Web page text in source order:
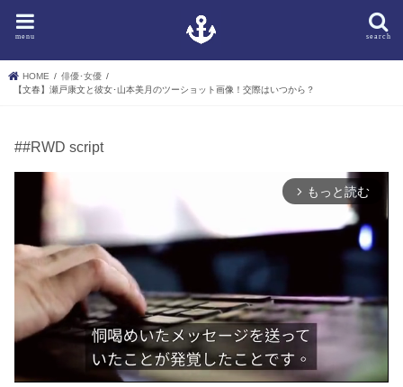
search
menu
HOME
俳優･女優
【文春】瀬戸康文と彼女･山本美月のツーショット画像！交際はいつから？
##RWD script
arrow_forward_ios もっと読む